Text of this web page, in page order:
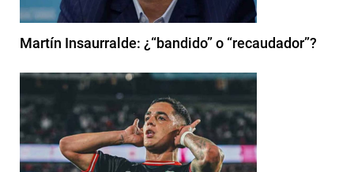
Martín Insaurralde: ¿“bandido” o “recaudador”?